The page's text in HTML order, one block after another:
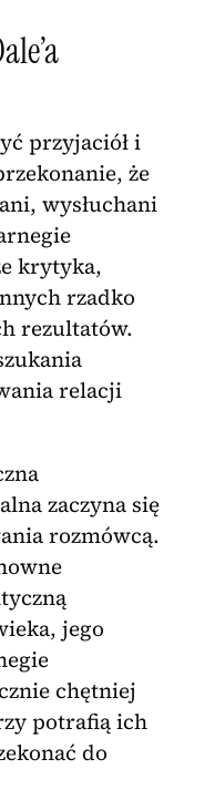
przyjaciół i
że
wysłuchani
krytyka,
rzadko
rezultatów.
relacji
zaczyna się
rozmówcą.
jego
chętniej
potrafią ich
do